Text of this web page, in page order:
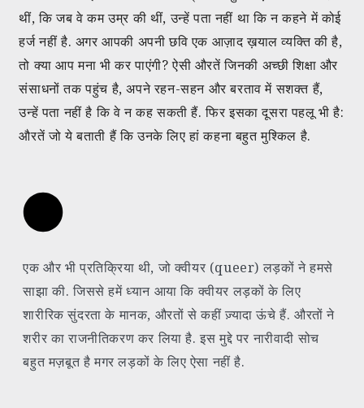
थीं, कि जब वे कम उम्र की थीं, उन्हें पता नहीं था कि न कहने में कोई
हर्ज नहीं है. अगर आपकी अपनी छवि एक आज़ाद ख़याल व्यक्ति की है,
तो क्या आप मना भी कर पाएंगी? ऐसी औरतें जिनकी अच्छी शिक्षा और
संसाधनों तक पहुंच है, अपने रहन-सहन और बरताव में सशक्त हैं,
उन्हें पता नहीं है कि वे न कह सकती हैं. फिर इसका दूसरा पहलू भी है:
औरतें जो ये बताती हैं कि उनके लिए हां कहना बहुत मुश्किल है.
एक और भी प्रतिक्रिया थी, जो क्वीयर (queer) लड़कों ने हमसे
साझा की. जिससे हमें ध्यान आया कि क्वीयर लड़कों के लिए
शारीरिक सुंदरता के मानक, औरतों से कहीं ज़्यादा ऊंचे हैं. औरतों ने
शरीर का राजनीतिकरण कर लिया है. इस मुद्दे पर नारीवादी सोच
बहुत मज़बूत है मगर लड़कों के लिए ऐसा नहीं है.